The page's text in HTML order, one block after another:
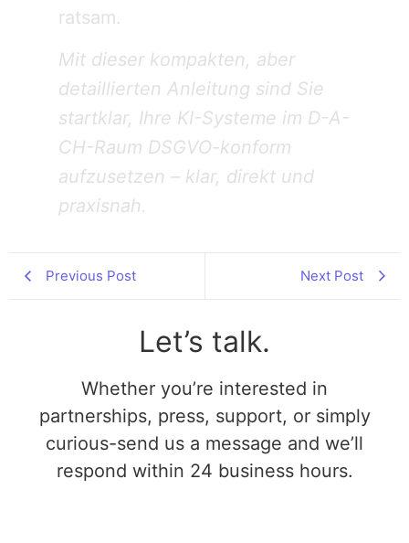
ratsam.
Mit dieser kompakten, aber
detaillierten Anleitung sind Sie
startklar, Ihre KI-Systeme im D-A-
CH-Raum DSGVO-konform
aufzusetzen – klar, direkt und
praxisnah.
Previous Post Next Post
Let’s talk.
Whether you’re interested in
partnerships, press, support, or simply
curious-send us a message and we’ll
respond within 24 business hours.